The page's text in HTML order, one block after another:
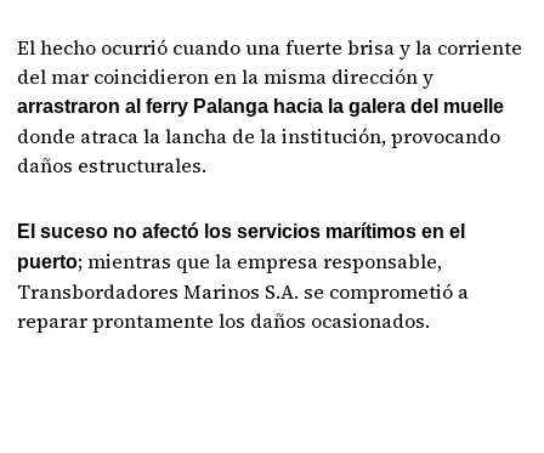
El hecho ocurrió cuando una fuerte brisa y la corriente
del mar coincidieron en la misma dirección y
arrastraron al ferry Palanga hacia la galera del muelle
donde atraca la lancha de la institución, provocando
daños estructurales.
El suceso no afectó los servicios marítimos en el
puerto; mientras que la empresa responsable,
Transbordadores Marinos S.A. se comprometió a
reparar prontamente los daños ocasionados.